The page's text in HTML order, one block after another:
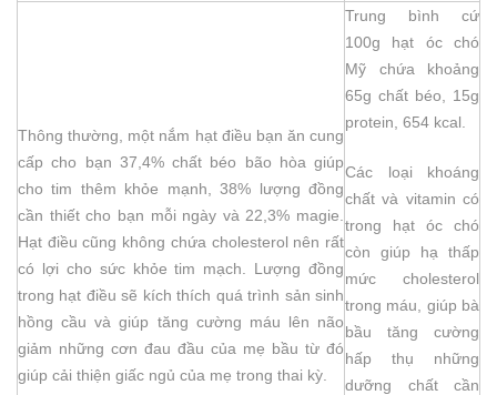
Thông thường, một nắm hạt điều bạn ăn cung
cấp cho bạn 37,4% chất béo bão hòa giúp
cho tim thêm khỏe mạnh, 38% lượng đồng
cần thiết cho bạn mỗi ngày và 22,3% magie.
Hạt điều cũng không chứa cholesterol nên rất
có lợi cho sức khỏe tim mạch. Lượng đồng
trong hạt điều sẽ kích thích quá trình sản sinh
hồng cầu và giúp tăng cường máu lên não
giảm những cơn đau đầu của mẹ bầu từ đó
giúp cải thiện giấc ngủ của mẹ trong thai kỳ.
Trung bình cứ
100g hạt óc chó
Mỹ chứa khoảng
65g chất béo, 15g
protein, 654 kcal.
Các loại khoáng
chất và vitamin có
trong hạt óc chó
còn giúp hạ thấp
mức cholesterol
trong máu, giúp bà
bầu tăng cường
hấp thụ những
dưỡng chất cần